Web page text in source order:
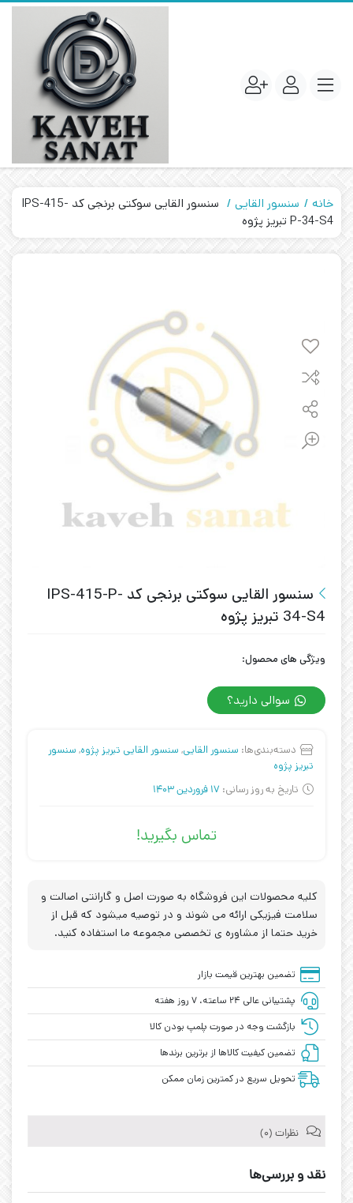
خانه سنسور القایی
سنسور القایی سوکتی برنجی کد IPS-415-
P-34-S4 تبریز پژوه
سنسور القایی سوکتی برنجی کد IPS-415-P-
34-S4 تبریز پژوه
ویژگی های محصول:
سوالی دارید؟
دسته‌بندی‌ها: سنسور القایی, سنسور القایی تبریز پژوه, سنسور
تبریز پژوه
تاریخ به روز رسانی: 17 فروردین 1403
تماس بگیرید!
کلیه محصولات این فروشگاه به صورت اصل و گارانتی اصالت و
سلامت فیزیکی ارائه می شوند و در توصیه میشود که قبل از
خرید حتما از مشاوره ی تخصصی مجموعه ما استفاده کنید.
تضمین بهترین قیمت بازار
پشتیبانی عالی ۲۴ ساعته، ۷ روز هفته
بازگشت وجه در صورت پلمپ بودن کالا
تضمین کیفیت کالاها از برترین برندها
تحویل سریع در کمترین زمان ممکن
نظرات (0)
نقد و بررسی‌ها